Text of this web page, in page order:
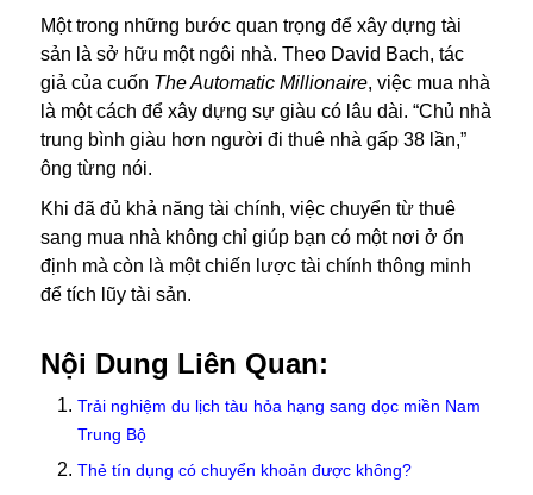
Một trong những bước quan trọng để xây dựng tài
sản là sở hữu một ngôi nhà. Theo David Bach, tác
giả của cuốn The Automatic Millionaire, việc mua nhà
là một cách để xây dựng sự giàu có lâu dài. “Chủ nhà
trung bình giàu hơn người đi thuê nhà gấp 38 lần,”
ông từng nói.
Khi đã đủ khả năng tài chính, việc chuyển từ thuê
sang mua nhà không chỉ giúp bạn có một nơi ở ổn
định mà còn là một chiến lược tài chính thông minh
để tích lũy tài sản.
Nội Dung Liên Quan:
Trải nghiệm du lịch tàu hỏa hạng sang dọc miền Nam
Trung Bộ
Thẻ tín dụng có chuyển khoản được không?